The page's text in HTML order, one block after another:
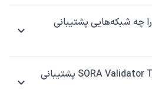
SORA Validator Token را چه شبکه‌هایی پشتیبانی
چه کیف پول‌هایی از SORA Validator Token پشتیبانی